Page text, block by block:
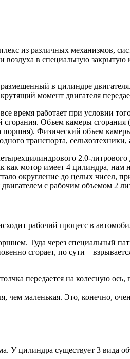
из различных механизмов,
в специальную закрытую
размещенный в цилиндре
момент двигателя
время работает при условии
сгорания. Объем камеры
Физический объем
транспорта,
2.0-
как мотор имеет 4 цилиндра,
округление до целых чисел,
с рабочим объемом 2
рабочий процесс в
Туда через специальный
сгорает, по сути –
передается на колесную
чем маленькая. Это, конечно,
У цилиндра существует 3 вида